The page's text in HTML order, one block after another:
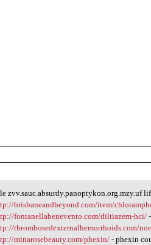
zvv.sauc.absurdy
zvv.sauc.absurdy.panoptykon.org.mzy.uf
brisbaneandbeyond.com/item/
fontanellabenevento.com/diltiazem-hci/
thrombosedexternalhemorrhoids.com/
minarosebeauty.com/phexin/ - phexin